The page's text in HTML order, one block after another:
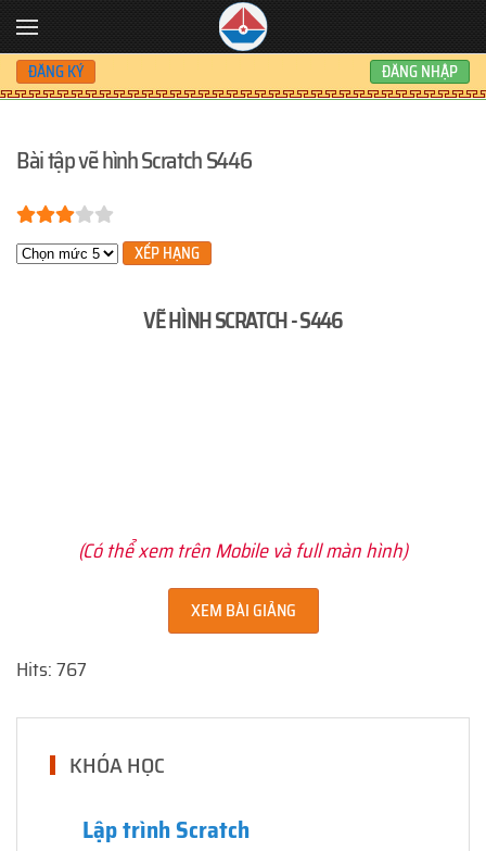
Skip to main content
ĐĂNG KÝ ĐĂNG NHẬP
Bài tập vẽ hình Scratch S446
Bạn đánh giá:
Xin hãy xếp hạng
VẼ HÌNH SCRATCH - S446
(Có thể xem trên Mobile và full màn hình)
XEM BÀI GIẢNG
Hits: 767
KHÓA HỌC
Lập trình Scratch